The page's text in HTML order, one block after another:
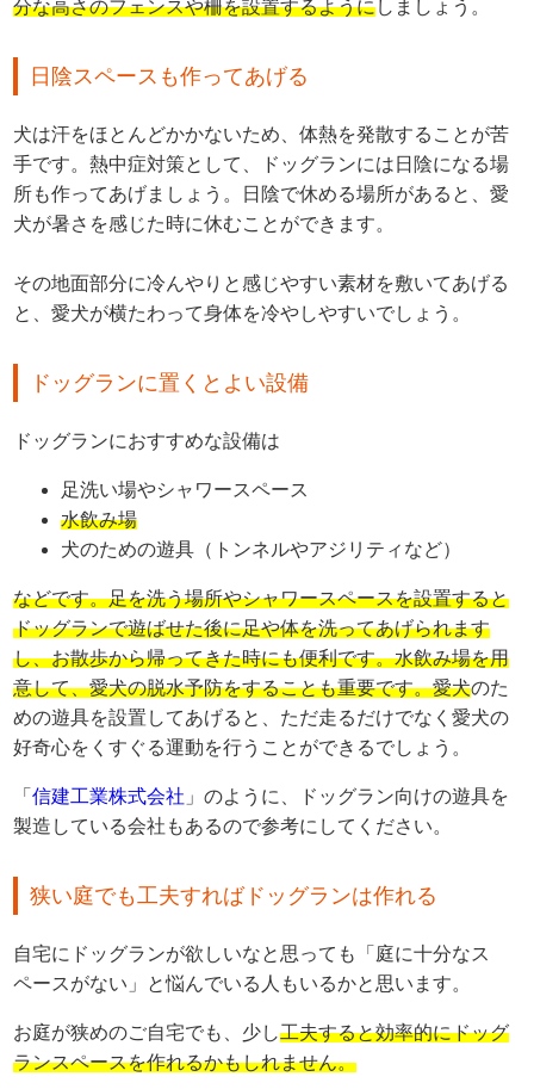
分な高さのフェンスや柵を設置するようにしましょう。
日陰スペースも作ってあげる
犬は汗をほとんどかかないため、体熱を発散することが苦
手です。熱中症対策として、ドッグランには日陰になる場
所も作ってあげましょう。日陰で休める場所があると、愛
犬が暑さを感じた時に休むことができます。
その地面部分に冷んやりと感じやすい素材を敷いてあげる
と、愛犬が横たわって身体を冷やしやすいでしょう。
ドッグランに置くとよい設備
ドッグランにおすすめな設備は
足洗い場やシャワースペース
水飲み場
犬のための遊具（トンネルやアジリティなど）
などです。足を洗う場所やシャワースペースを設置すると
ドッグランで遊ばせた後に足や体を洗ってあげられます
し、お散歩から帰ってきた時にも便利です。水飲み場を用
意して、愛犬の脱水予防をすることも重要です。愛犬のた
めの遊具を設置してあげると、ただ走るだけでなく愛犬の
好奇心をくすぐる運動を行うことができるでしょう。
「信建工業株式会社 」のように、ドッグラン向けの遊具を
製造している会社もあるので参考にしてください。
狭い庭でも工夫すればドッグランは作れる
自宅にドッグランが欲しいなと思っても「庭に十分なス
ペースがない」と悩んでいる人もいるかと思います。
お庭が狭めのご自宅でも、少し工夫すると効率的にドッグ
ランスペースを作れるかもしれません。